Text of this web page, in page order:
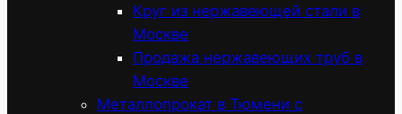
Круг из нержавеющей стали в
Москве
Продажа нержавеющих труб в
Москве
Металлопрокат в Тюмени с